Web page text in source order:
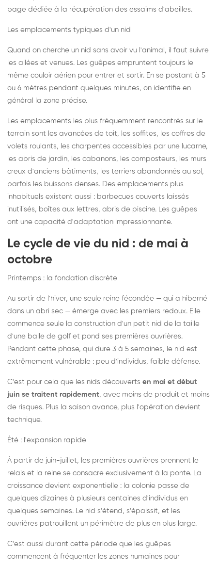
page dédiée à la récupération des essaims d'abeilles.
Les emplacements typiques d'un nid
Quand on cherche un nid sans avoir vu l'animal, il faut suivre
les allées et venues. Les guêpes empruntent toujours le
même couloir aérien pour entrer et sortir. En se postant à 5
ou 6 mètres pendant quelques minutes, on identifie en
général la zone précise.
Les emplacements les plus fréquemment rencontrés sur le
terrain sont les avancées de toit, les soffites, les coffres de
volets roulants, les charpentes accessibles par une lucarne,
les abris de jardin, les cabanons, les composteurs, les murs
creux d'anciens bâtiments, les terriers abandonnés au sol,
parfois les buissons denses. Des emplacements plus
inhabituels existent aussi : barbecues couverts laissés
inutilisés, boîtes aux lettres, abris de piscine. Les guêpes
ont une capacité d'adaptation impressionnante.
Le cycle de vie du nid : de mai à
octobre
Printemps : la fondation discrète
Au sortir de l'hiver, une seule reine fécondée — qui a hiberné
dans un abri sec — émerge avec les premiers redoux. Elle
commence seule la construction d'un petit nid de la taille
d'une balle de golf et pond ses premières ouvrières.
Pendant cette phase, qui dure 3 à 5 semaines, le nid est
extrêmement vulnérable : peu d'individus, faible défense.
C'est pour cela que les nids découverts en mai et début
juin se traitent rapidement, avec moins de produit et moins
de risques. Plus la saison avance, plus l'opération devient
technique.
Été : l'expansion rapide
À partir de juin-juillet, les premières ouvrières prennent le
relais et la reine se consacre exclusivement à la ponte. La
croissance devient exponentielle : la colonie passe de
quelques dizaines à plusieurs centaines d'individus en
quelques semaines. Le nid s'étend, s'épaissit, et les
ouvrières patrouillent un périmètre de plus en plus large.
C'est aussi durant cette période que les guêpes
commencent à fréquenter les zones humaines pour